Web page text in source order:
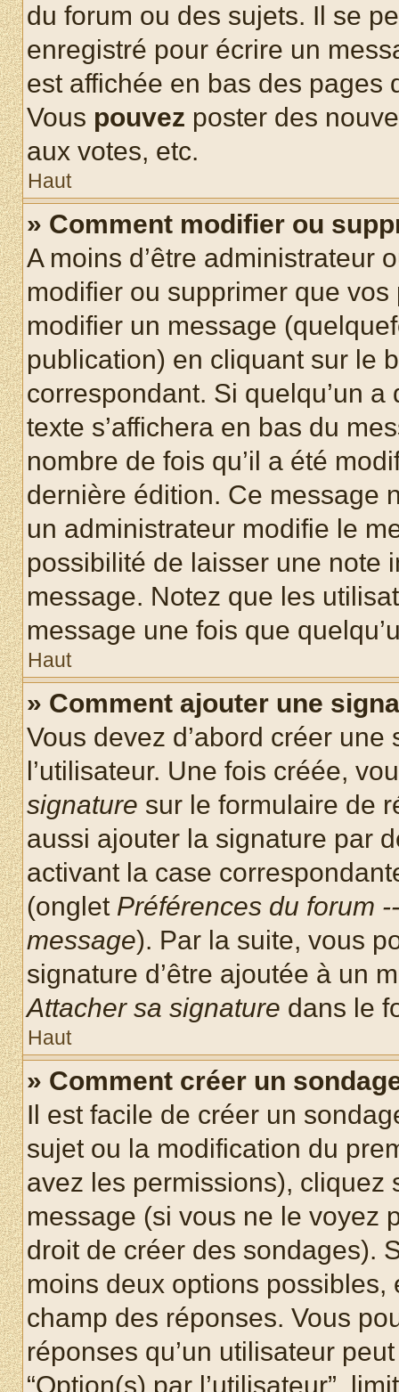
du forum ou des sujets. Il se
enregistré pour écrire un
est affichée en bas des pages
Vous pouvez poster des
aux votes, etc.
Haut
» Comment modifier ou
A moins d’être administrateur
modifier ou supprimer que
modifier un message
publication) en cliquant sur le
correspondant. Si quelqu’un
texte s’affichera en bas du
nombre de fois qu’il a été
dernière édition. Ce message
un administrateur modifie le
possibilité de laisser une note
message. Notez que les
message une fois que
Haut
» Comment ajouter une
Vous devez d’abord créer
l’utilisateur. Une fois créée,
signature sur le formulaire de
aussi ajouter la signature par
activant la case
(onglet Préférences du forum
message). Par la suite, vous
signature d’être ajoutée à un
Attacher sa signature dans le
Haut
» Comment créer un
Il est facile de créer un
sujet ou la modification du
avez les permissions), cliquez
message (si vous ne le voyez
droit de créer des sondages).
moins deux options
champ des réponses. Vous
réponses qu’un utilisateur
“Option(s) par l’utilisateur”,